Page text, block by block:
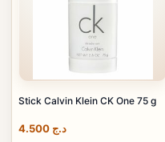
Stick Calvin Klein CK One 75 g
د.ج